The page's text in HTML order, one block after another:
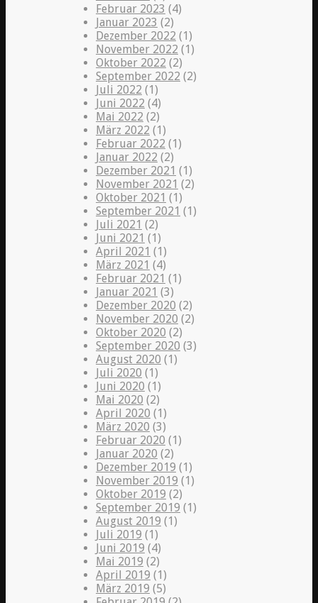
Februar 2023 (4)
Januar 2023 (2)
Dezember 2022 (1)
November 2022 (1)
Oktober 2022 (2)
September 2022 (2)
Juli 2022 (1)
Juni 2022 (4)
Mai 2022 (2)
März 2022 (1)
Februar 2022 (1)
Januar 2022 (2)
Dezember 2021 (1)
November 2021 (2)
Oktober 2021 (1)
September 2021 (1)
Juli 2021 (2)
Juni 2021 (1)
April 2021 (1)
März 2021 (4)
Februar 2021 (1)
Januar 2021 (3)
Dezember 2020 (2)
November 2020 (2)
Oktober 2020 (2)
September 2020 (3)
August 2020 (1)
Juli 2020 (1)
Juni 2020 (1)
Mai 2020 (2)
April 2020 (1)
März 2020 (3)
Februar 2020 (1)
Januar 2020 (2)
Dezember 2019 (1)
November 2019 (1)
Oktober 2019 (2)
September 2019 (1)
August 2019 (1)
Juli 2019 (1)
Juni 2019 (4)
Mai 2019 (2)
April 2019 (1)
März 2019 (5)